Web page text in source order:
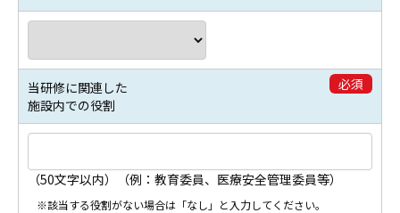
当研修に関連した
施設内での役割
必須
（50文字以内）（例：教育委員、医療安全管理委員等）
※該当する役割がない場合は「なし」と入力してください。